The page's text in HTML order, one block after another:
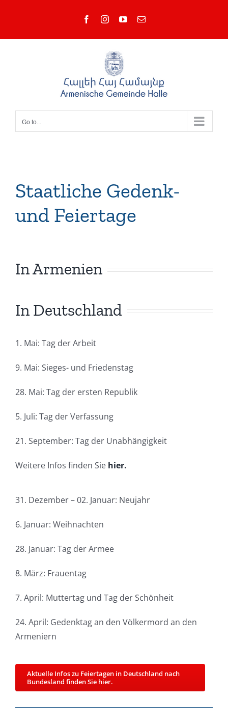
FacebookInstagramYouTubeEmail
Go to...
Staatliche Gedenk-
und Feiertage
In Armenien
In Deutschland
1. Mai: Tag der Arbeit
9. Mai: Sieges- und Friedenstag
28. Mai: Tag der ersten Republik
5. Juli: Tag der Verfassung
21. September: Tag der Unabhängigkeit
Weitere Infos finden Sie hier.
31. Dezember – 02. Januar: Neujahr
6. Januar: Weihnachten
28. Januar: Tag der Armee
8. März: Frauentag
7. April: Muttertag und Tag der Schönheit
24. April: Gedenktag an den Völkermord an den
Armeniern
Aktuelle Infos zu Feiertagen in Deutschland nach
Bundesland finden Sie hier.